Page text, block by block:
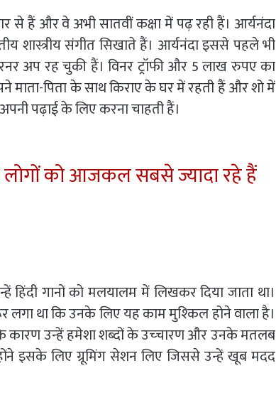
से हैं और वे अभी सातवीं कक्षा में पढ़ रही हैं। आर्यनंदा
शास्त्रीय संगीत सिखाते हैं। आर्यनंदा इससे पहले भी
अप रह चुकी हैं। विनर ट्रॉफी और 5 लाख रुपए का
पिता के साथ किराए के घर में रहती हैं और शो में
पढ़ाई के लिए करना चाहती हैं।
लोगों को आजकल सबसे ज्यादा रहे हैं
हिंदी गानों को मलयालम में लिखकर दिया जाता था।
था कि उनके लिए यह काम मुश्‍क‍िल होने वाला है।
कारण उन्‍हें हमेशा शब्‍दों के उच्‍चारण और उनके मतलब
इसके लिए ग्रूमिंग सेशन लिए जिससे उन्हें खूब मदद